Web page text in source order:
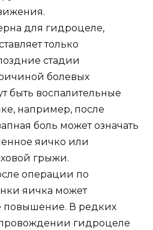
для гидроцеле,
только
стадии
болевых
быть воспалительные
например, после
боль может означать
яичко или
грыжи.
операции по
яичка может
повышение. В редких
гидроцеле